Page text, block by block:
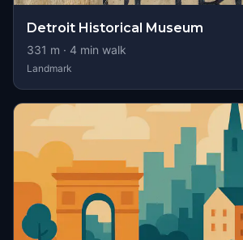
Detroit Historical Museum
331 m · 4 min walk
Landmark